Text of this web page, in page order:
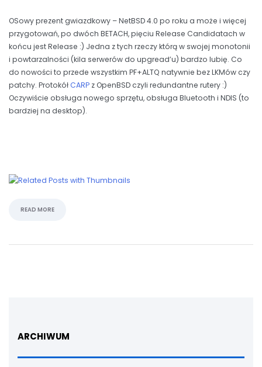
OSowy prezent gwiazdkowy – NetBSD 4.0 po roku a może i więcej
przygotowań, po dwóch BETACH, pięciu Release Candidatach w
końcu jest Release :) Jedna z tych rzeczy którą w swojej monotonii
i powtarzalności (kila serwerów do upgread’u) bardzo lubię. Co
do nowości to przede wszystkim PF+ALTQ natywnie bez LKMów czy
patchy. ProtokółCARP z OpenBSD czyli redundantne rutery :)
Oczywiście obsługa nowego sprzętu, obsługa Bluetooth i NDIS (to
bardziej na desktop).
READ MORE
ARCHIWUM